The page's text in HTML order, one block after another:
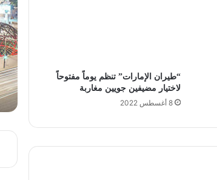
“طيران الإمارات” تنظم يوماً مفتوحاً
لاختيار مضيفين جويين مغاربة
8 أغسطس 2022